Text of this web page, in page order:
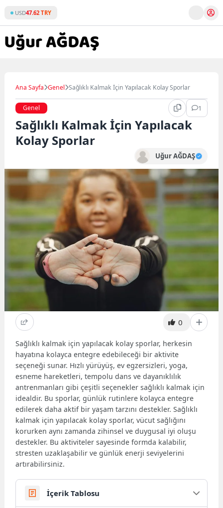
content
USD47.62 TRY
Ana Sayfa Genel Sağlıklı Kalmak İçin Yapılacak Kolay Sporlar
Genel 1
Sağlıklı Kalmak İçin Yapılacak
Kolay Sporlar
Uğur AĞDAŞ
0
Sağlıklı kalmak için yapılacak kolay sporlar, herkesin
hayatına kolayca entegre edebileceği bir aktivite
seçeneği sunar. Hızlı yürüyüş, ev egzersizleri, yoga,
esneme hareketleri, tempolu dans ve dayanıklılık
antrenmanları gibi çeşitli seçenekler sağlıklı kalmak için
idealdir. Bu sporlar, günlük rutinlere kolayca entegre
edilerek daha aktif bir yaşam tarzını destekler. Sağlıklı
kalmak için yapılacak kolay sporlar, vücut sağlığını
korurken aynı zamanda zihinsel ve duygusal iyi oluşu
destekler. Bu aktiviteler sayesinde formda kalabilir,
stresten uzaklaşabilir ve günlük enerji seviyelerini
artırabilirsiniz.
İçerik Tablosu